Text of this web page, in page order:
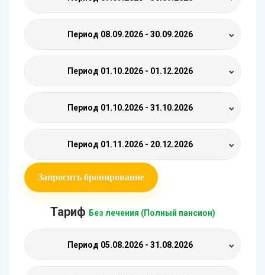
Период 08.09.2026 - 30.09.2026
Период 01.10.2026 - 01.12.2026
Период 01.10.2026 - 31.10.2026
Период 01.11.2026 - 20.12.2026
Запросить бронирование
Тариф Без лечения (Полный пансион)
Период 05.08.2026 - 31.08.2026